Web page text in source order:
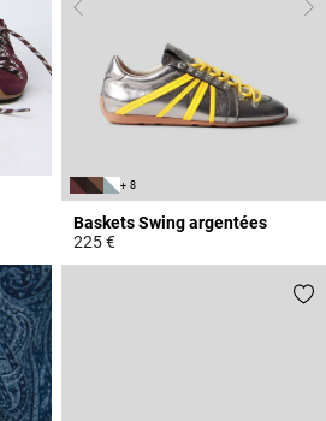
+ 8
Baskets Swing argentées
225 €